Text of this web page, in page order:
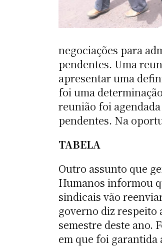
negociações para
pendentes. Uma
apresentar uma
foi uma
reunião foi
pendentes. Na
TABELA
Outro assunto que
Humanos informou
sindicais vão
governo diz respeito
semestre deste ano.
em que foi garantida